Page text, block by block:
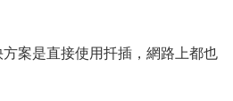
案是直接使用扦插，網路上都也